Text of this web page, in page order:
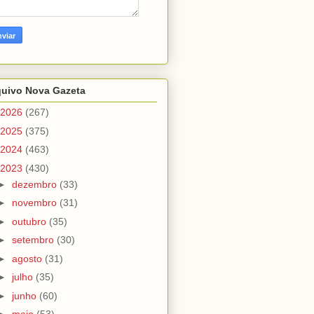
Nova Gazeta
2026 (267)
2025 (375)
2024 (463)
2023 (430)
dezembro (33)
novembro (31)
outubro (35)
setembro (30)
agosto (31)
julho (35)
junho (60)